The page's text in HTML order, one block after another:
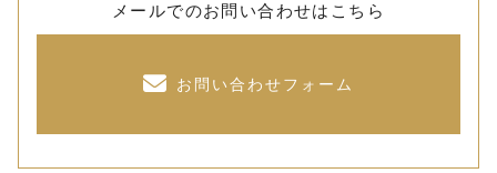
メールでのお問い合わせはこちら
お問い合わせフォーム